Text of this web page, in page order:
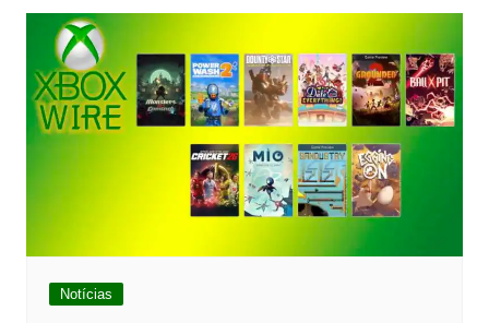
Notícias